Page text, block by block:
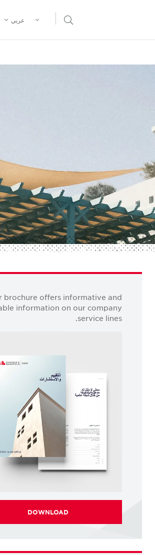
Search Menuعربي
brochure offers informative and
information on our company
service lines.
DOWNLOAD